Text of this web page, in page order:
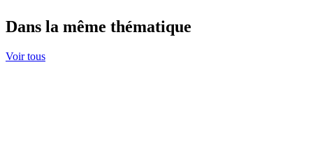
Dans la même thématique
Voir tous